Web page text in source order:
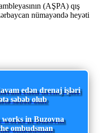
(AŞPA) qış
nümayəndə heyəti
edən drenaj işləri
səbəb olub
in Buzovna
ombudsman